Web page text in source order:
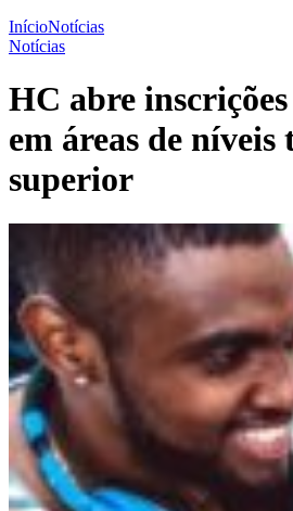
InícioNotícias
Notícias
HC abre
em áreas de níveis
superior